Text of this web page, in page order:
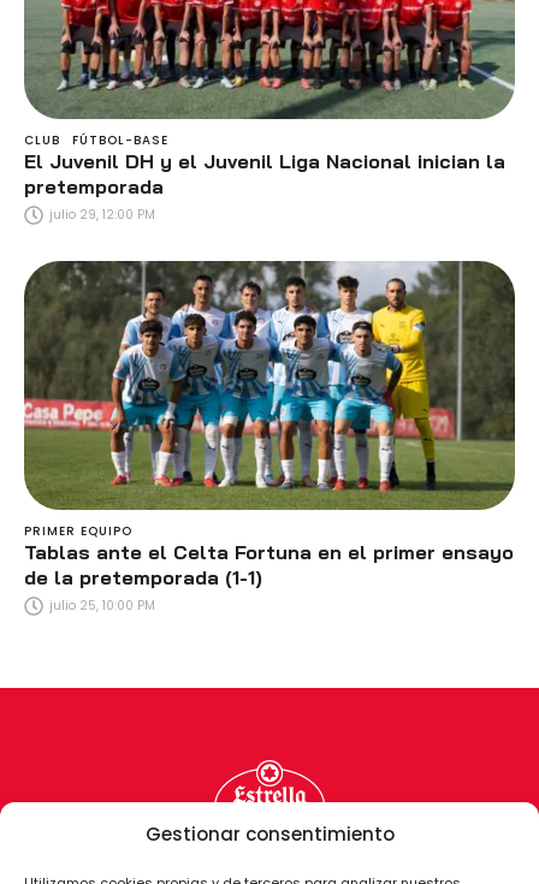
Gestionar consentimiento
CLUB FÚTBOL-BASE
El Juvenil DH y el Juvenil Liga Nacional inician la
pretemporada
julio 29, 12:00 PM
PRIMER EQUIPO
Tablas ante el Celta Fortuna en el primer ensayo
de la pretemporada (1-1)
julio 25, 10:00 PM